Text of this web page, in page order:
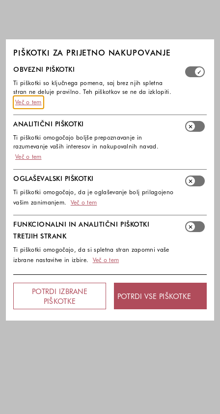
PIŠKOTKI ZA PRIJETNO NAKUPOVANJE
Izberite, katere skupine piškotkov dovolite. Obvezni
OBVEZNI PIŠKOTKI
Ti piškotki so ključnega pomena, saj brez njih spletna
stran ne deluje pravilno. Teh piškotkov se ne da izklopiti.
Več o tem
ANALITIČNI PIŠKOTKI
Ti piškotki omogočajo boljše prepoznavanje in
razumevanje vaših interesov in nakupovalnih navad.
Več o tem
OGLAŠEVALSKI PIŠKOTKI
Ti piškotki omogočajo, da je oglaševanje bolj prilagojeno
vašim zanimanjem.
Več o tem
FUNKCIONALNI IN ANALITIČNI PIŠKOTKI
TRETJIH STRANK
Ti piškotki omogočajo, da si spletna stran zapomni vaše
izbrane nastavitve in izbire.
Več o tem
POTRDI IZBRANE
PIŠKOTKE
POTRDI VSE PIŠKOTKE